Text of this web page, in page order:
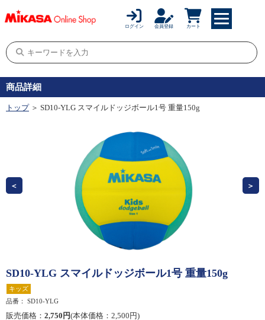
ログイン 会員登録 カート
商品詳細
トップ＞ SD10-YLG スマイルドッジボール1号 重量150g
SD10-YLG スマイルドッジボール1号 重量150g
キッズ
品番：
SD10-YLG
販売価格： 2,750円(本体価格：2,500円)